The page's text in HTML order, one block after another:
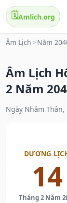
🗓️Amlich.org
Âm Lịch > Năm
Âm Lịch
2 Năm
Ngày Nhâm
DƯƠNG
14
Tháng 2 Năm